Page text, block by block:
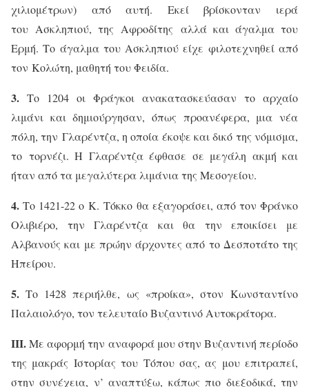
χιλιομέτρων) από αυτή. Εκεί βρίσκονταν ιερά
του Ασκληπιού, της Αφροδίτης αλλά και άγαλμα του
Ερμή. Το άγαλμα του Ασκληπιού είχε φιλοτεχνηθεί από
τον Κολώτη, μαθητή του Φειδία.
3. Το 1204 οι Φράγκοι ανακατασκεύασαν το αρχαίο
λιμάνι και δημιούργησαν, όπως προανέφερα, μια νέα
πόλη, την Γλαρέντζα, η οποία έκοψε και δικό της νόμισμα,
το τορνέζι. Η Γλαρέντζα έφθασε σε μεγάλη ακμή και
ήταν από τα μεγαλύτερα λιμάνια της Μεσογείου.
4. Το 1421-22 ο Κ. Τόκκο θα εξαγοράσει, από τον Φράνκο
Ολιβιέρο, την Γλαρέντζα και θα την εποικίσει με
Αλβανούς και με πρώην άρχοντες από το Δεσποτάτο της
Ηπείρου.
5. Το 1428 περιήλθε, ως «προίκα», στον Κωνσταντίνο
Παλαιολόγο, τον τελευταίο Βυζαντινό Αυτοκράτορα.
ΙΙΙ.Με αφορμή την αναφορά μου στην Βυζαντινή περίοδο
της μακράς Ιστορίας του Τόπου σας, ας μου επιτραπεί,
στην συνέχεια, ν’ αναπτύξω, κάπως πιο διεξοδικά, την